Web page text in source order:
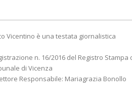
Vicentino è una testata giornalistica
n. 16/2016 del Registro Stampa
di Vicenza
Responsabile: Mariagrazia Bonollo